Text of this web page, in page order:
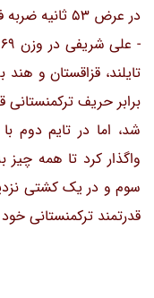
در عرض 53 ثانیه ضربه فنی نمود .
تایلند، قزاقستان و هند
برابر حریف
شد، اما در تایم
واگذار کرد تا همه
سوم و در یک کشتی
قدرتمند ترکمنستانی